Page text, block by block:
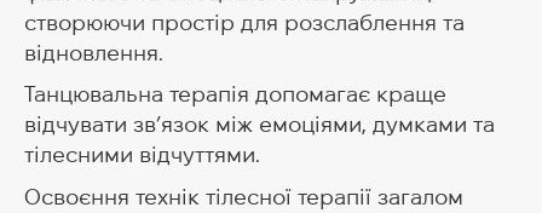
створюючи простір для розслаблення та
відновлення.
Танцювальна терапія допомагає краще
відчувати зв’язок між емоціями, думками та
тілесними відчуттями.
Освоєння технік тілесної терапії загалом